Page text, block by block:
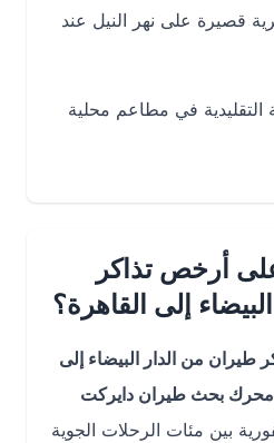
على نهر النيل عند
في مطاعم محلية
تذاكر
إلى القاهرة؟
من الدار البيضاء إلى
طيران دايركت
مئات الرحلات الجوية